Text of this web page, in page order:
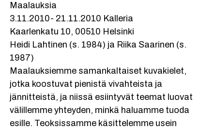
Maalauksia
3.11.2010- 21.11.2010 Kalleria
Kaarlenkatu 10, 00510 Helsinki
Heidi Lahtinen (s. 1984) ja Riika Saarinen (s.
1987)
Maalauksiemme samankaltaiset kuvakielet,
jotka koostuvat pienistä vivahteista ja
jännitteistä, ja niissä esiintyvät teemat luovat
välillemme yhteyden, minkä haluamme tuoda
esille. Teoksissamme käsittelemme usein